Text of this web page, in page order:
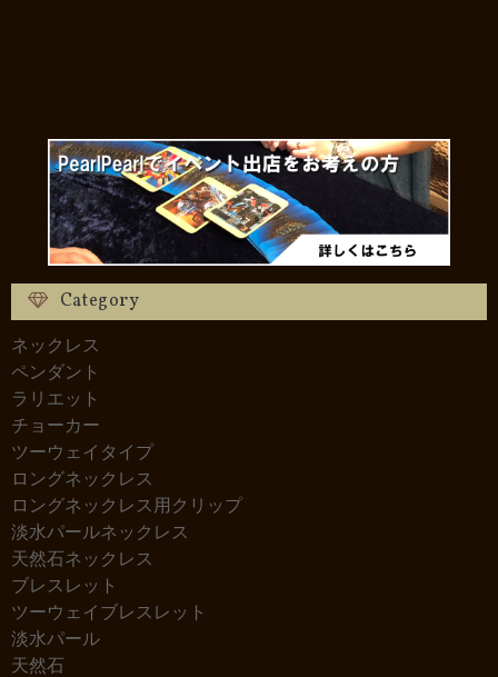
Category
ネックレス
ペンダント
ラリエット
チョーカー
ツーウェイタイプ
ロングネックレス
ロングネックレス用クリップ
淡水パールネックレス
天然石ネックレス
ブレスレット
ツーウェイブレスレット
淡水パール
天然石